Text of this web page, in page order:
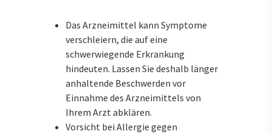
Das Arzneimittel kann Symptome
verschleiern, die auf eine
schwerwiegende Erkrankung
hindeuten. Lassen Sie deshalb länger
anhaltende Beschwerden vor
Einnahme des Arzneimittels von
Ihrem Arzt abklären.
Vorsicht bei Allergie gegen